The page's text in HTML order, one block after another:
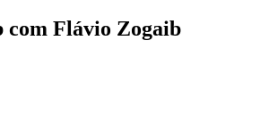
com Flávio Zogaib